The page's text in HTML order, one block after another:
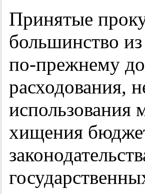
Принятые
большинство
по-прежнему
расходования,
использования
хищения